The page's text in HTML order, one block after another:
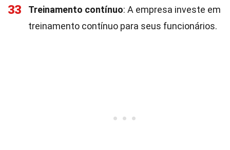
33 Treinamento contínuo: A empresa investe em
treinamento contínuo para seus funcionários.